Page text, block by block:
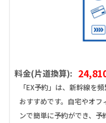
料金(片道換算):
「EX予約」は、新幹線を
おすすめです。自宅やオ
ンで簡単に予約ができ、